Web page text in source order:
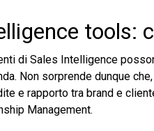
tools:
di Sales Intelligence
Non sorprende dunque
e rapporto tra brand e
Management.